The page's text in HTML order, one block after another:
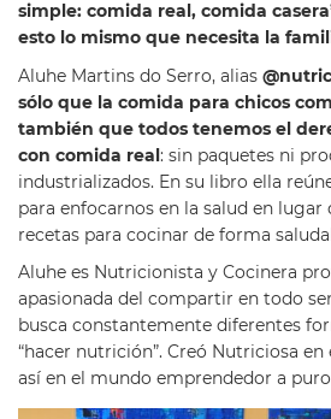
simple: comida real, comida
esto lo mismo que necesita la
Aluhe Martins do Serro, alias
sólo que la comida para chicos
también que todos tenemos el
con comida real: sin paquetes ni
industrializados. En su libro ella
para enfocarnos en la salud en lugar
recetas para cocinar de forma
Aluhe es Nutricionista y Cocinera
apasionada del compartir en todo
busca constantemente diferentes
“hacer nutrición”. Creó Nutriciosa en
así en el mundo emprendedor a